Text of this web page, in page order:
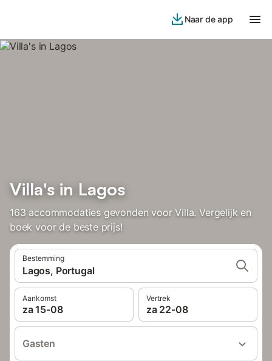
Naar de app
Villa's in Lagos
163 accommodaties gevonden voor Villa. Vergelijk en
boek voor de beste prijs!
Bestemming
Lagos, Portugal
Aankomst
za 15-08
Vertrek
za 22-08
Gasten